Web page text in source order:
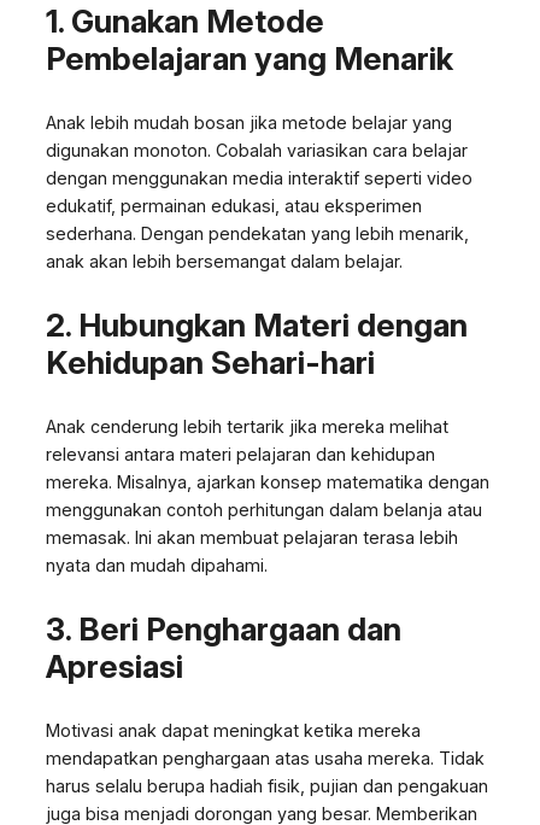
1. Gunakan Metode
Pembelajaran yang Menarik
Anak lebih mudah bosan jika metode belajar yang
digunakan monoton. Cobalah variasikan cara belajar
dengan menggunakan media interaktif seperti video
edukatif, permainan edukasi, atau eksperimen
sederhana. Dengan pendekatan yang lebih menarik,
anak akan lebih bersemangat dalam belajar.
2. Hubungkan Materi dengan
Kehidupan Sehari-hari
Anak cenderung lebih tertarik jika mereka melihat
relevansi antara materi pelajaran dan kehidupan
mereka. Misalnya, ajarkan konsep matematika dengan
menggunakan contoh perhitungan dalam belanja atau
memasak. Ini akan membuat pelajaran terasa lebih
nyata dan mudah dipahami.
3. Beri Penghargaan dan
Apresiasi
Motivasi anak dapat meningkat ketika mereka
mendapatkan penghargaan atas usaha mereka. Tidak
harus selalu berupa hadiah fisik, pujian dan pengakuan
juga bisa menjadi dorongan yang besar. Memberikan